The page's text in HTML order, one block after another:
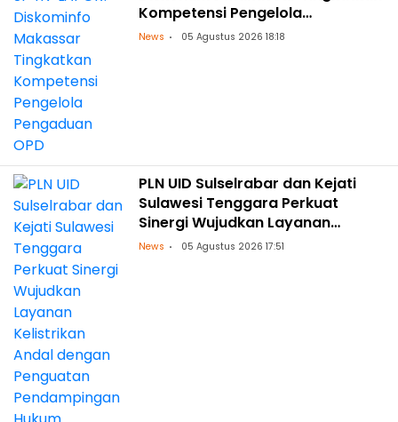
Kompetensi Pengelola
Pengaduan OPD
News 05 Agustus 2026 18:18
PLN UID Sulselrabar dan Kejati
Sulawesi Tenggara Perkuat
Sinergi Wujudkan Layanan
Kelistrikan Andal dengan
News 05 Agustus 2026 17:51